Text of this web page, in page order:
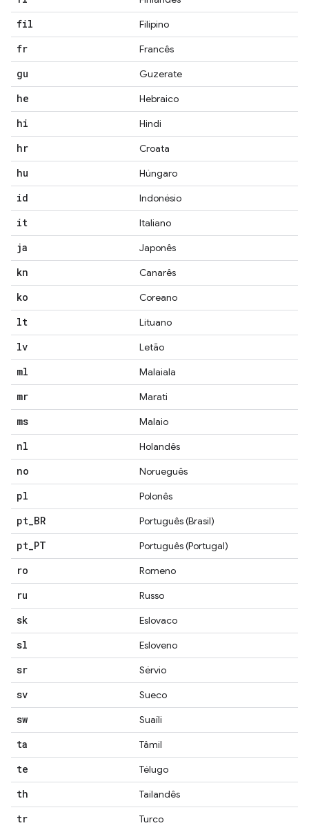
fil Filipino
fr Francês
gu Guzerate
he Hebraico
hi Hindi
hr Croata
hu Húngaro
id Indonésio
it Italiano
ja Japonês
kn Canarês
ko Coreano
lt Lituano
lv Letão
ml Malaiala
mr Marati
ms Malaio
nl Holandês
no Norueguês
pl Polonês
pt BR Português (Brasil)
pt PT Português (Portugal)
ro Romeno
ru Russo
sk Eslovaco
sl Esloveno
sr Sérvio
sv Sueco
sw Suaíli
ta Tâmil
te Télugo
th Tailandês
tr Turco